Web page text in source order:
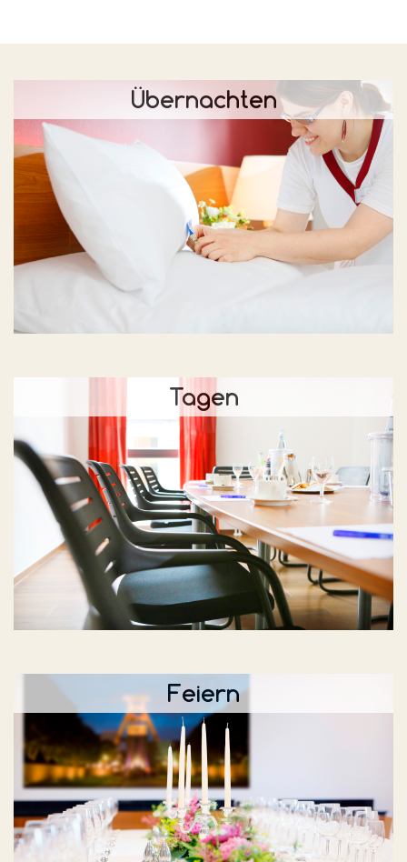
Übernachten
Tagen
Feiern